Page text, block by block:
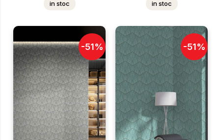
in stoc in stoc
-51% -51%